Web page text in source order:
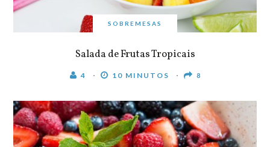
SOBREMESAS
Salada de Frutas Tropicais
4 10 MINUTOS 8